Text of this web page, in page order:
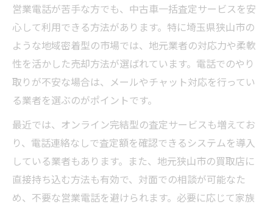
営業電話が苦手な方でも、中古車一括査定サービスを安
心して利用できる方法があります。特に埼玉県狭山市の
ような地域密着型の市場では、地元業者の対応力や柔軟
性を活かした売却方法が選ばれています。電話でのやり
取りが不安な場合は、メールやチャット対応を行ってい
る業者を選ぶのがポイントです。
最近では、オンライン完結型の査定サービスも増えてお
り、電話連絡なしで査定額を確認できるシステムを導入
している業者もあります。また、地元狭山市の買取店に
直接持ち込む方法も有効で、対面での相談が可能なた
め、不要な営業電話を避けられます。必要に応じて家族